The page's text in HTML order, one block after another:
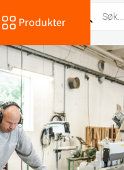
Produkter